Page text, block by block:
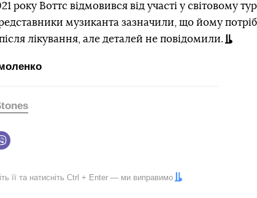
року Воттс відмовився від участі у світовому
музиканта зазначили, що йому
лікування, але деталей не повідомили.
її та натисніть Ctrl + Enter — ми виправимо